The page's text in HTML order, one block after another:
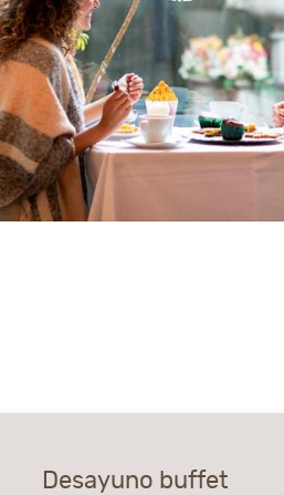
Desayuno buffet